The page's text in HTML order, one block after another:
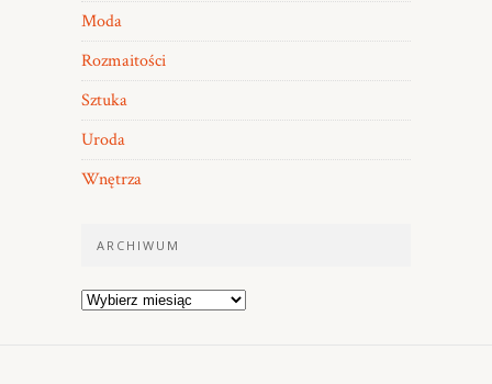
Moda
Rozmaitości
Sztuka
Uroda
Wnętrza
ARCHIWUM
Archiwum